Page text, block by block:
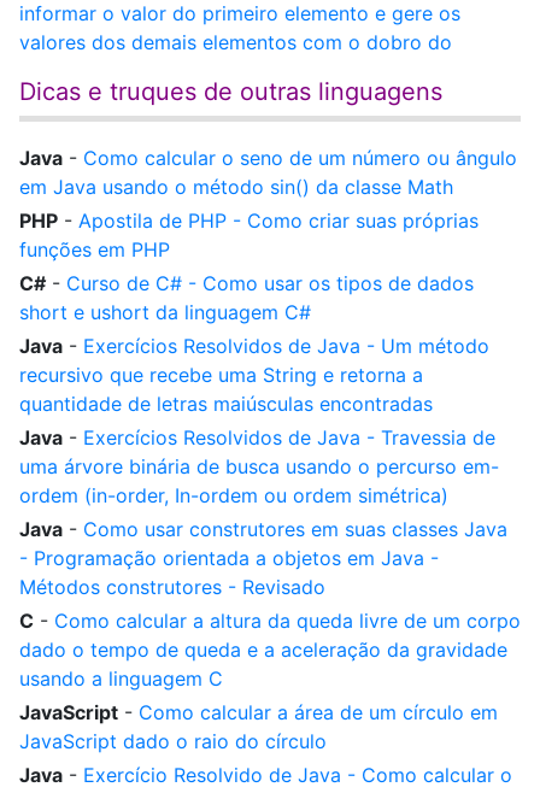
informar o valor do primeiro elemento e gere os
valores dos demais elementos com o dobro do
Dicas e truques de outras linguagens
Java - Como calcular o seno de um número ou ângulo
em Java usando o método sin() da classe Math
PHP - Apostila de PHP - Como criar suas próprias
funções em PHP
C# - Curso de C# - Como usar os tipos de dados
short e ushort da linguagem C#
Java - Exercícios Resolvidos de Java - Um método
recursivo que recebe uma String e retorna a
quantidade de letras maiúsculas encontradas
Java - Exercícios Resolvidos de Java - Travessia de
uma árvore binária de busca usando o percurso em-
ordem (in-order, In-ordem ou ordem simétrica)
Java - Como usar construtores em suas classes Java
- Programação orientada a objetos em Java -
Métodos construtores - Revisado
C - Como calcular a altura da queda livre de um corpo
dado o tempo de queda e a aceleração da gravidade
usando a linguagem C
JavaScript - Como calcular a área de um círculo em
JavaScript dado o raio do círculo
Java - Exercício Resolvido de Java - Como calcular o